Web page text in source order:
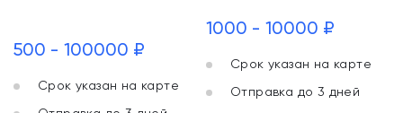
500 - 100000 ₽
Срок указан на карте
1000 - 10000 ₽
Срок указан на карте
Отправка до 3 дней